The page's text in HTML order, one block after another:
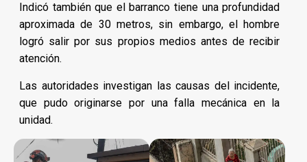
Indicó también que el barranco tiene una profundidad
aproximada de 30 metros, sin embargo, el hombre
logró salir por sus propios medios antes de recibir
atención.
Las autoridades investigan las causas del incidente,
que pudo originarse por una falla mecánica en la
unidad.